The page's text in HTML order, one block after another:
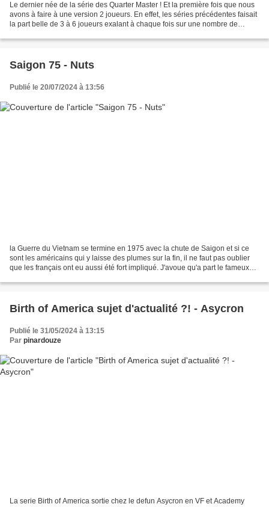
Le dernier née de la série des Quarter Master ! Et la première fois que nous
avons à faire à une version 2 joueurs. En effet, les séries précédentes faisait
la part belle de 3 à 6 joueurs exalant à chaque fois sur une nombre de
Saigon 75 - Nuts
Publié le 20/07/2024 à 13:56
la Guerre du Vietnam se termine en 1975 avec la chute de Saigon et si ce
sont les américains qui y laisse des plumes sur la fin, il ne faut pas oublier
que les français ont eu aussi été fort impliqué. J'avoue qu'a part le fameux
Birth of America sujet d'actualité ?! - Asycron
Publié le 31/05/2024 à 13:15
Par pinardouze
La serie Birth of America sortie chez le defun Asycron en VF et Academy